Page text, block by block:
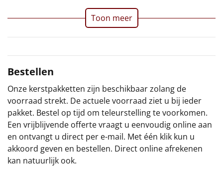
Personeel
Doe het zelf
Particulier
Kerstgeschenken 2026
Relatiegeschenken
Cadeaubon
Toon meer
Bestellen
Onze kerstpakketten zijn beschikbaar zolang de
voorraad strekt. De actuele voorraad ziet u bij ieder
pakket. Bestel op tijd om teleurstelling te voorkomen.
Een vrijblijvende offerte vraagt u eenvoudig online aan
en ontvangt u direct per e-mail. Met één klik kun u
akkoord geven en bestellen. Direct online afrekenen
kan natuurlijk ook.